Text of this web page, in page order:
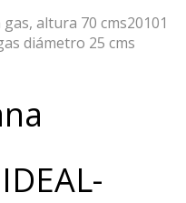
altura 70 cms20101
diámetro 25 cms